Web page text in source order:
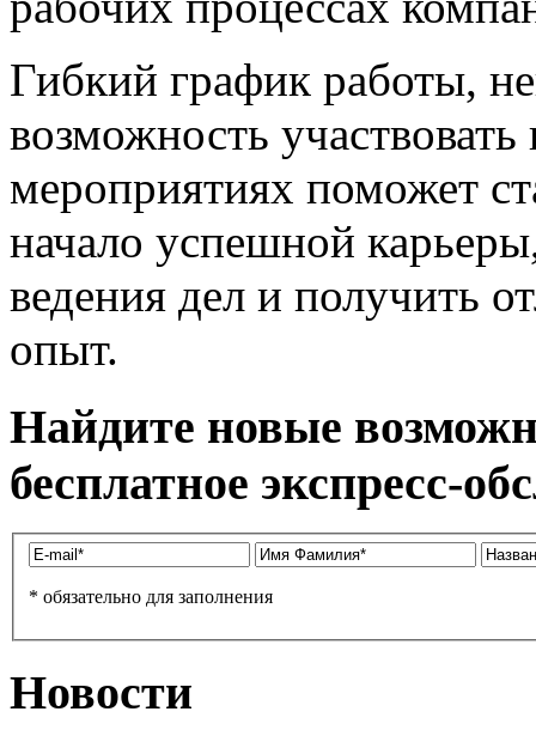
Гибкий график работы,
возможность
мероприятиях поможет
начало успешной
ведения дел и получить
опыт.
Найдите новые
бесплатное экспресс-
* обязательно для заполнения
Новости